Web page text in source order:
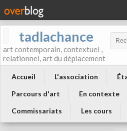
tadlachance
art contemporain, contextuel ,
relationnel, art du déplacement
Accueil L'association
Parcours d'art
En contexte
Commissariats
Les cours